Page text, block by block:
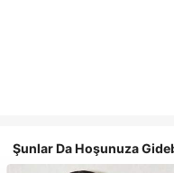
Şunlar Da Hoşunuza